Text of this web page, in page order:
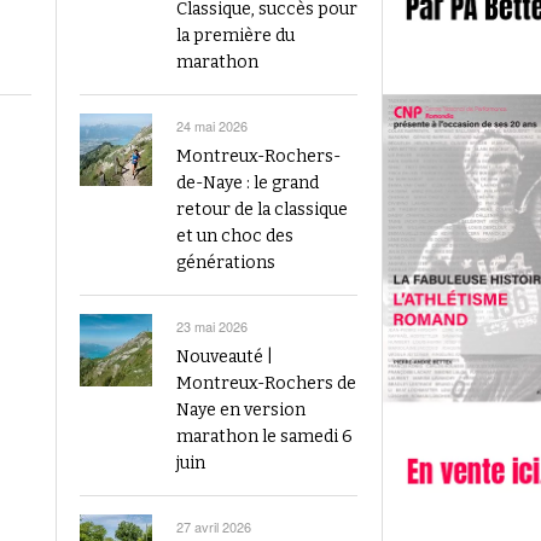
Finale du Visana Sprint ce dimanche à Berne
avec Mujinga Kambundji et plein de surprises
19 septembre 2024
Voir tout
Classique, succès pour
la première du
marathon
24 mai 2026
Montreux-Rochers-
de-Naye : le grand
retour de la classique
et un choc des
générations
23 mai 2026
Nouveauté |
Montreux-Rochers de
Naye en version
marathon le samedi 6
juin
27 avril 2026